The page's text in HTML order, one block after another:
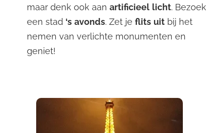
maar denk ook aan artificieel licht. Bezoek
een stad ‘s avonds. Zet je flits uit bij het
nemen van verlichte monumenten en
geniet!